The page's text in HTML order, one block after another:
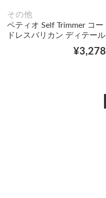
その他
ペティオ Self Trimmer コー
ドレスバリカン ディテール
¥3,278